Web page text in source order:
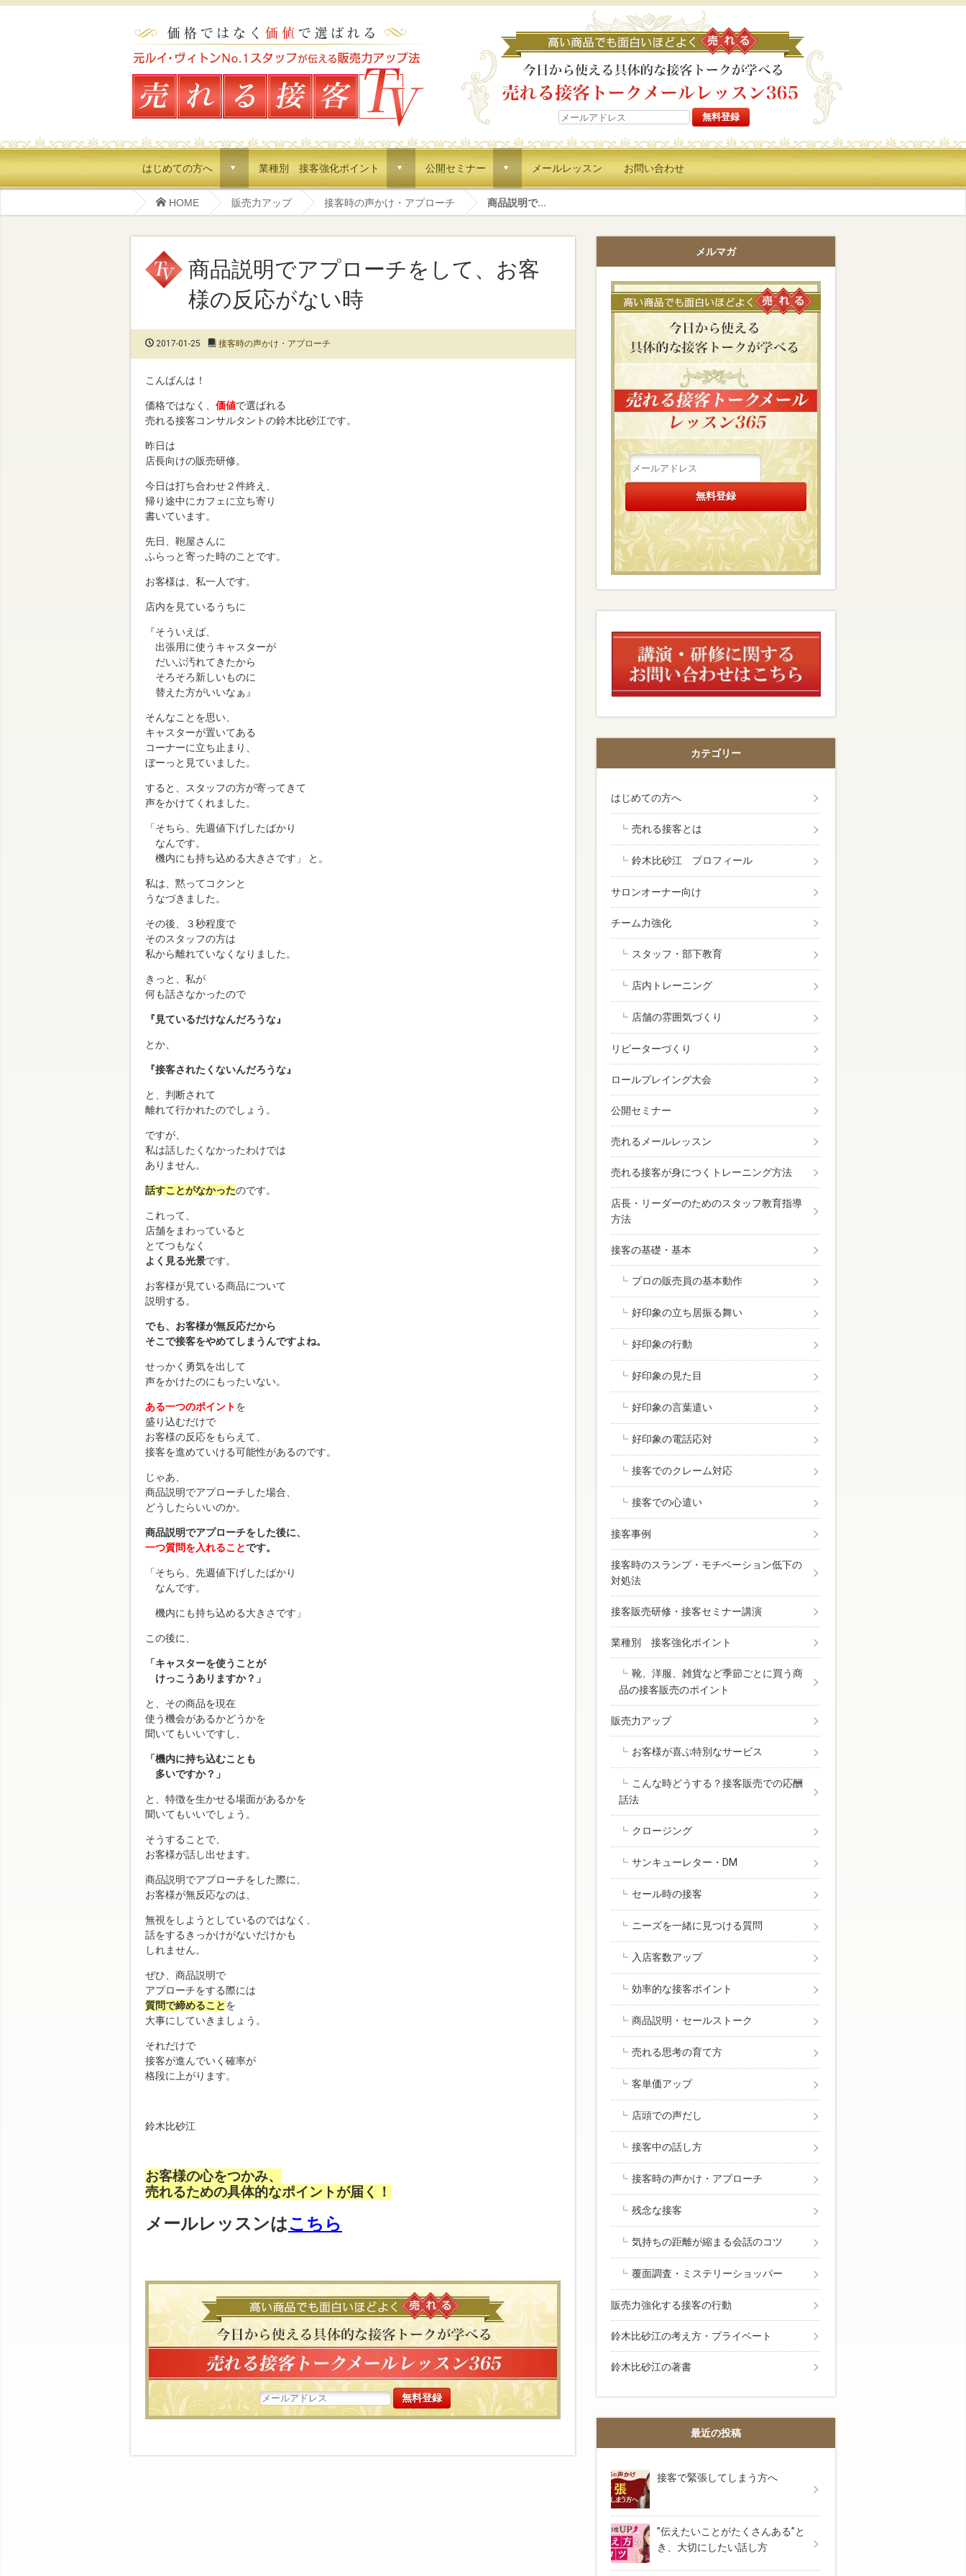
はじめての方へ d 業種別 接客強化ポイント d 公開セミナー d メールレッスン お問い合わせ
HOME 販売力アップ 接客時の声かけ・アプローチ 商品説明で...
商品説明でアプローチをして、お客
様の反応がない時
2017-01-25 接客時の声かけ・アプローチ
こんばんは！
価格ではなく、 価値で選ばれる
売れる接客コンサルタントの鈴木比砂江です。
昨日は
店長向けの販売研修。
今日は打ち合わせ２件終え、
帰り途中にカフェに立ち寄り
書いています。
先日、鞄屋さんに
ふらっと寄った時のことです。
お客様は、私一人です。
店内を見ているうちに
『そういえば、
出張用に使うキャスターが
だいぶ汚れてきたから
そろそろ新しいものに
替えた方がいいなぁ』
そんなことを思い、
キャスターが置いてある
コーナーに立ち止まり、
ぼーっと見ていました。
すると、スタッフの方が寄ってきて
声をかけてくれました。
「そちら、先週値下げしたばかり
なんです。
機内にも持ち込める大きさです」 と。
私は、黙ってコクンと
うなづきました。
その後、３秒程度で
そのスタッフの方は
私から離れていなくなりました。
きっと、私が
何も話さなかったので
『見ているだけなんだろうな』
とか、
『接客されたくないんだろうな』
と、判断されて
離れて行かれたのでしょう。
ですが、
私は話したくなかったわけでは
ありません。
話すことがなかったのです。
これって、
店舗をまわっていると
とてつもなく
よく見る光景です。
お客様が見ている商品について
説明する。
でも、お客様が無反応だから
そこで接客をやめてしまうんですよね。
せっかく勇気を出して
声をかけたのにもったいない。
ある一つのポイントを
盛り込むだけで
お客様の反応をもらえて、
接客を進めていける可能性があるのです。
じゃあ、
商品説明でアプローチした場合、
どうしたらいいのか。
商品説明でアプローチをした後に、
一つ質問を入れることです。
「そちら、先週値下げしたばかり
なんです。
機内にも持ち込める大きさです」
この後に、
「キャスターを使うことが
けっこうありますか？」
と、その商品を現在
使う機会があるかどうかを
聞いてもいいですし、
「機内に持ち込むことも
多いですか？」
と、特徴を生かせる場面があるかを
聞いてもいいでしょう。
そうすることで、
お客様が話し出せます。
商品説明でアプローチをした際に、
お客様が無反応なのは、
無視をしようとしているのではなく、
話をするきっかけがないだけかも
しれません。
ぜひ、商品説明で
アプローチをする際には
質問で締めることを
大事にしていきましょう。
それだけで
接客が進んでいく確率が
格段に上がります。
鈴木比砂江
お客様の心をつかみ、
売れるための具体的なポイントが届く！
メールレッスンはこちら
高い商品でも面白いほどよく売れる今日から使える具体的な
メルマガ
カテゴリー
はじめての方へ
売れる接客とは
鈴木比砂江 プロフィール
サロンオーナー向け
チーム力強化
スタッフ・部下教育
店内トレーニング
店舗の雰囲気づくり
リピーターづくり
ロールプレイング大会
公開セミナー
売れるメールレッスン
売れる接客が身につくトレーニング方法
店長・リーダーのためのスタッフ教育指導
方法
接客の基礎・基本
プロの販売員の基本動作
好印象の立ち居振る舞い
好印象の行動
好印象の見た目
好印象の言葉遣い
好印象の電話応対
接客でのクレーム対応
接客での心遣い
接客事例
接客時のスランプ・モチベーション低下の
対処法
接客販売研修・接客セミナー講演
業種別 接客強化ポイント
靴、洋服、雑貨など季節ごとに買う商
品の接客販売のポイント
販売力アップ
お客様が喜ぶ特別なサービス
こんな時どうする？接客販売での応酬
話法
クロージング
サンキューレター・DM
セール時の接客
ニーズを一緒に見つける質問
入店客数アップ
効率的な接客ポイント
商品説明・セールストーク
売れる思考の育て方
客単価アップ
店頭での声だし
接客中の話し方
接客時の声かけ・アプローチ
残念な接客
気持ちの距離が縮まる会話のコツ
覆面調査・ミステリーショッパー
販売力強化する接客の行動
鈴木比砂江の考え方・プライベート
鈴木比砂江の著書
最近の投稿
接客で緊張してしまう方へ
”伝えたいことがたくさんある”と
き、大切にしたい話し方